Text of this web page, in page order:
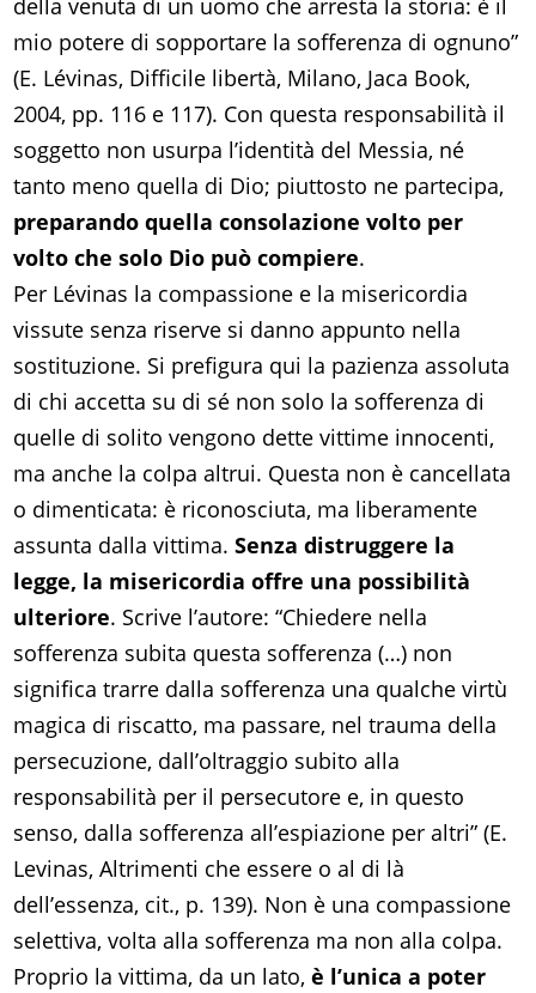
della venuta di un uomo che arresta la storia: è il
mio potere di sopportare la sofferenza di ognuno”
(E. Lévinas, Difficile libertà, Milano, Jaca Book,
2004, pp. 116 e 117). Con questa responsabilità il
soggetto non usurpa l’identità del Messia, né
tanto meno quella di Dio; piuttosto ne partecipa,
preparando quella consolazione volto per
volto che solo Dio può compiere.
Per Lévinas la compassione e la misericordia
vissute senza riserve si danno appunto nella
sostituzione. Si prefigura qui la pazienza assoluta
di chi accetta su di sé non solo la sofferenza di
quelle di solito vengono dette vittime innocenti,
ma anche la colpa altrui. Questa non è cancellata
o dimenticata: è riconosciuta, ma liberamente
assunta dalla vittima.Senza distruggere la
legge, la misericordia offre una possibilità
ulteriore. Scrive l’autore: “Chiedere nella
sofferenza subita questa sofferenza (…) non
significa trarre dalla sofferenza una qualche virtù
magica di riscatto, ma passare, nel trauma della
persecuzione, dall’oltraggio subito alla
responsabilità per il persecutore e, in questo
senso, dalla sofferenza all’espiazione per altri” (E.
Levinas, Altrimenti che essere o al di là
dell’essenza, cit., p. 139). Non è una compassione
selettiva, volta alla sofferenza ma non alla colpa.
Proprio la vittima, da un lato,è l’unica a poter